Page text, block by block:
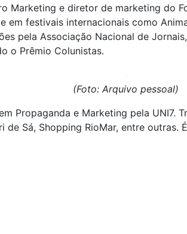
Marketing e diretor de marketing do
festivais internacionais como
pela Associação Nacional de
o Prêmio Colunistas.
(Foto: Arquivo pessoal)
Propaganda e Marketing pela UNI7.
de Sá, Shopping RioMar, entre